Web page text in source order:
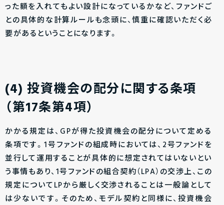
った額を入れてもよい設計になっているかなど、ファンドご
との具体的な計算ルールも念頭に、慎重に確認いただく必
要があるということになります。
(4) 投資機会の配分に関する条項
（第17条第4項）
かかる規定は、GPが得た投資機会の配分について定める
条項です。1号ファンドの組成時においては、2号ファンドを
並行して運用することが具体的に想定されてはいないとい
う事情もあり、1号ファンドの組合契約（LPA）の交渉上、この
規定についてLPから厳しく交渉されることは一般論として
は少ないです。そのため、モデル契約と同様に、投資機会